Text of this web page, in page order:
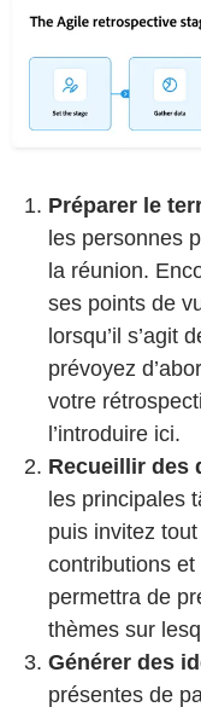
Préparer le
les personnes
la réunion.
ses points de
lorsqu’il s’agit
prévoyez
votre
l’introduire ici.
Recueillir des
les principales
puis invitez
contributions
permettra de
thèmes sur
Générer des
présentes de